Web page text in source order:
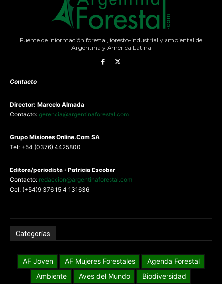
Fuente de información forestal, foresto-industrial y ambiental de
Argentina y América Latina
Contacto
Director: Marcelo Almada
Contacto: gerencia@argentinaforestal.com
Grupo Misiones Online.Com SA
Tel: +54 (0376) 4425800
Editora/periodista : Patricia Escobar
Contacto: redaccion@argentinaforestal.com
Cel: (+54)9 376 15 4 131636
Categorías
AF Joven AF Mujeres Forestales
Agenda Forestal
Ambiente
Aves del Mundo
Biodiversidad